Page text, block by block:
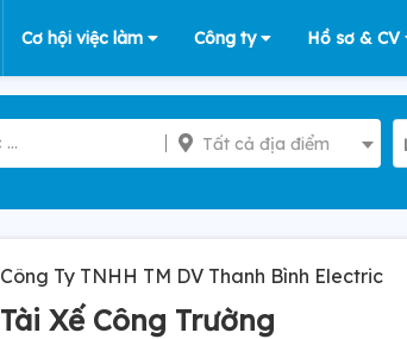
Cơ hội việc làm Công ty Hồ sơ & CV
Tất cả địa điểm
Công Ty TNHH TM DV Thanh Bình Electric
Tài Xế Công Trường